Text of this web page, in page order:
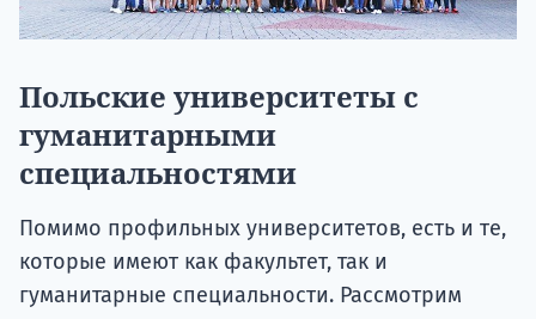
Польские университеты с
гуманитарными
специальностями
Помимо профильных университетов, есть и те,
которые имеют как факультет, так и
гуманитарные специальности. Рассмотрим